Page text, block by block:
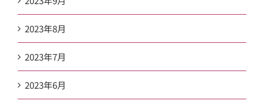
2023年8月
2023年7月
2023年6月